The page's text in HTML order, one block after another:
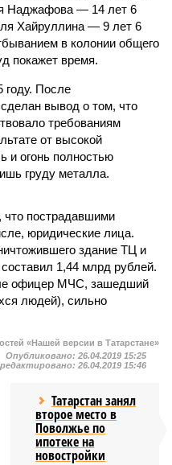
Наджафова — 14 лет 6
Хайруллина — 9 лет 6
в колонии общего
покажет время.
году. После
вывод о том, что
требованиям
от высокой
и огонь полностью
груду металла.
что пострадавшими
юридические лица.
здание ТЦ и
1,44 млрд рублей.
офицер МЧС, зашедший
людей), сильно
«Нашей версии в Татарстане»
Опубликовано: 26.04.2019 15:25
26.04.2019 15:46
Татарстан занял
второе место в
Поволжье по
ипотеке на
новостройки